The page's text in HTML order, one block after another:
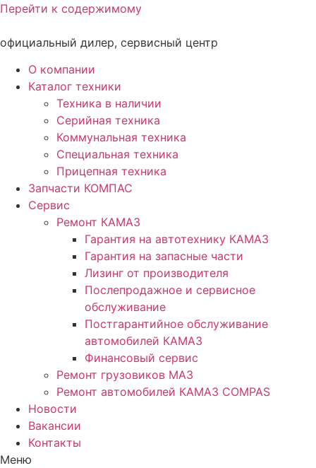
Перейти к содержимому
официальный дилер, сервисный центр
О компании
Каталог техники
Техника в наличии
Серийная техника
Коммунальная техника
Специальная техника
Прицепная техника
Запчасти КОМПАС
Сервис
Ремонт КАМАЗ
Гарантия на автотехнику КАМАЗ
Гарантия на запасные части
Лизинг от производителя
Послепродажное и сервисное
обслуживание
Постгарантийное обслуживание
автомобилей КАМАЗ
Финансовый сервис
Ремонт грузовиков МАЗ
Ремонт автомобилей КАМАЗ COMPAS
Новости
Вакансии
Контакты
Меню